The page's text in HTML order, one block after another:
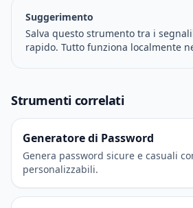
Suggerimento
Salva questo strumento tra i
rapido. Tutto funziona localmente
Strumenti correlati
Generatore di Password
Genera password sicure e casuali
personalizzabili.